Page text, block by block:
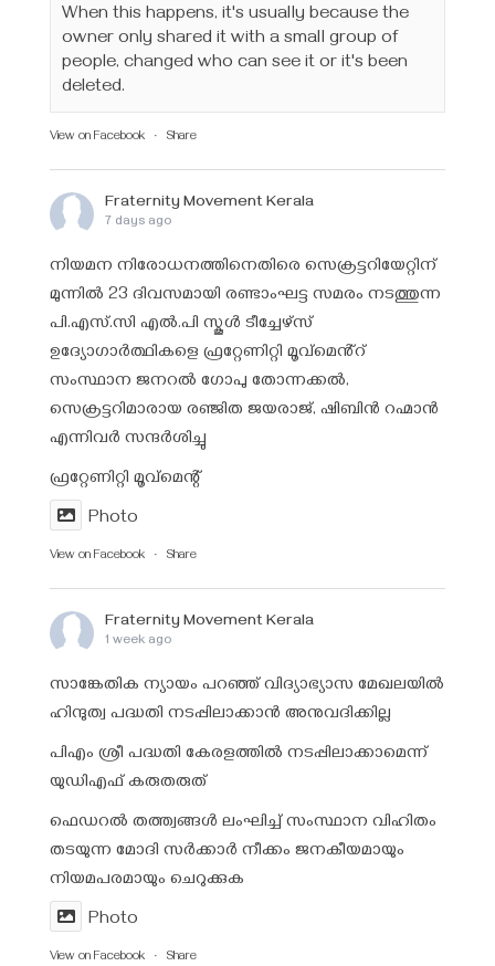
When this happens, it's usually because the
owner only shared it with a small group of
people, changed who can see it or it's been
deleted.
View on Facebook · Share
Fraternity Movement Kerala
7 days ago
നിയമന നിരോധനത്തിനെതിരെ സെക്രട്ടറിയേറ്റിന്
മുന്നിൽ 23 ദിവസമായി രണ്ടാംഘട്ട സമരം നടത്തുന്ന
പി.എസ്.സി എൽ.പി സ്കൂൾ ടീച്ചേഴ്‌സ്
ഉദ്യോഗാർത്ഥികളെ ഫ്രറ്റേണിറ്റി മൂവ്മെൻ്റ്
സംസ്ഥാന ജനറൽ ഗോപു തോന്നക്കൽ,
സെക്രട്ടറിമാരായ രഞ്ജിത ജയരാജ്‌, ഷിബിൻ റഹ്മാൻ
എന്നിവർ സന്ദർശിച്ചു
ഫ്രറ്റേണിറ്റി മൂവ്മെന്റ്
Photo
View on Facebook · Share
Fraternity Movement Kerala
1 week ago
സാങ്കേതിക ന്യായം പറഞ്ഞ് വിദ്യാഭ്യാസ മേഖലയിൽ
ഹിന്ദുത്വ പദ്ധതി നടപ്പിലാക്കാൻ അനുവദിക്കില്ല
പിഎം ശ്രീ പദ്ധതി കേരളത്തിൽ നടപ്പിലാക്കാമെന്ന്
യുഡിഎഫ് കരുതരുത്
ഫെഡറൽ തത്ത്വങ്ങൾ ലംഘിച്ച് സംസ്ഥാന വിഹിതം
തടയുന്ന മോദി സർക്കാർ നീക്കം ജനകീയമായും
നിയമപരമായും ചെറുക്കുക
Photo
View on Facebook · Share